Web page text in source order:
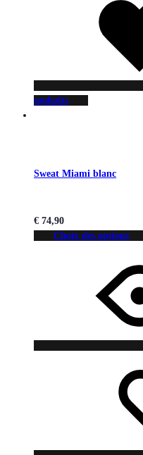
souhaits
Sweat Miami blanc
€ 74,90
Choix des options